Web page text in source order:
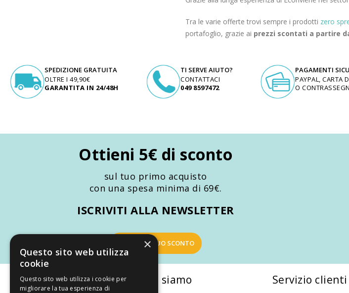
Tra le varie offerte trovi sempre i prodotti zero
portafoglio, grazie ai prezzi scontati a partire
SPEDIZIONE GRATUITA
OLTRE I 49,90€
GARANTITA IN 24/48H
TI SERVE AIUTO?
CONTATTACI
049 8597472
PAGAMENTI
PAYPAL, CARTA
O
Ottieni 5€ di sconto
sul tuo primo acquisto
con una spesa minima di 69€.
ISCRIVITI ALLA NEWSLETTER
OTTIENI IL TUO SCONTO
La nostra convenienza Chi siamo Servizio clienti
×
Questo sito web utilizza
cookie
Questo sito web utilizza i cookie per
migliorare la tua esperienza di